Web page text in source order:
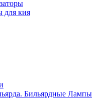
для кия
Бильярдные Лампы